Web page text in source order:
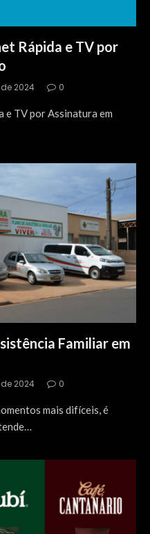
Rápida e TV por
2024 0
e TV por Assinatura em
Familiar em
2024 0
mais difíceis, é